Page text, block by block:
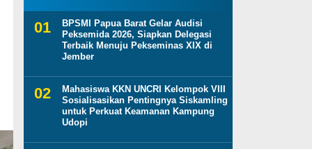
BPSMI Papua Barat Gelar Audisi
Peksemida 2026, Siapkan Delegasi
Terbaik Menuju Pekseminas XIX di
Jember
Mahasiswa KKN UNCRI Kelompok VIII
Sosialisasikan Pentingnya Siskamling
untuk Perkuat Keamanan Kampung
Udopi